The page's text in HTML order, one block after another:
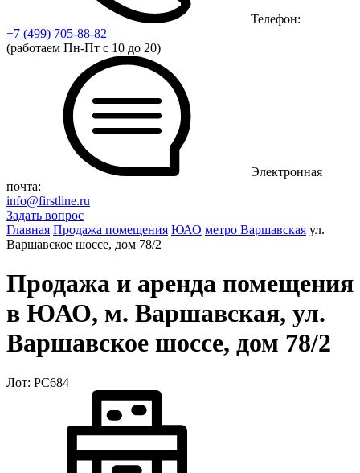
Телефон:
+7 (499) 705-88-82
(работаем Пн-Пт с 10 до 20)
Электронная
почта:
info@firstline.ru
Задать вопрос
Главная Продажа помещения ЮАО метро Варшавская ул.
Варшавское шоссе, дом 78/2
Продажа и аренда помещения
в ЮАО, м. Варшавская, ул.
Варшавское шоссе, дом 78/2
Лот: РС684